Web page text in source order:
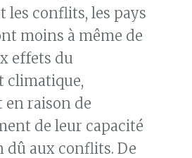
les conflits, les pays
moins à même de
effets du
climatique,
en raison de
de leur capacité
dû aux conflits. De